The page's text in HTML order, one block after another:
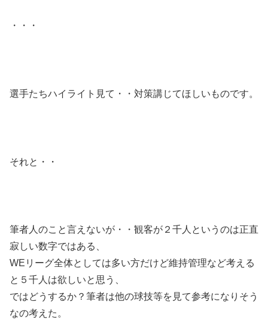
・・・
選手たちハイライト見て・・対策講じてほしいものです。
それと・・
筆者人のこと言えないが・・観客が２千人というのは正直
寂しい数字ではある、
WEリーグ全体としては多い方だけど維持管理など考える
と５千人は欲しいと思う、
ではどうするか？筆者は他の球技等を見て参考になりそう
なの考えた。